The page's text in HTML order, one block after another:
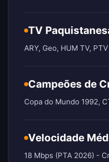
TV
ARY, Geo, HUM TV, PTV
Campeões de
Copa do Mundo 1992,
Velocidade
18 Mbps (PTA 2026) -